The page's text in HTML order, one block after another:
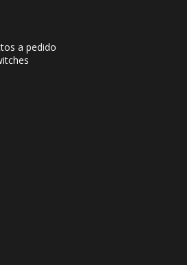
a pedido